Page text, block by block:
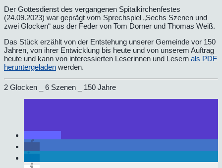
Der Gottesdienst des vergangenen Spitalkirchenfestes
(24.09.2023) war geprägt vom Sprechspiel „Sechs Szenen und
zwei Glocken“ aus der Feder von Tom Dorner und Thomas Weiß.
Das Stück erzählt von der Entstehung unserer Gemeinde vor 150
Jahren, von ihrer Entwicklung bis heute und von unserem Auftrag
heute und kann von interessierten Leserinnen und Lesern als PDF
heruntergeladen werden.
2 Glocken _ 6 Szenen _ 150 Jahre